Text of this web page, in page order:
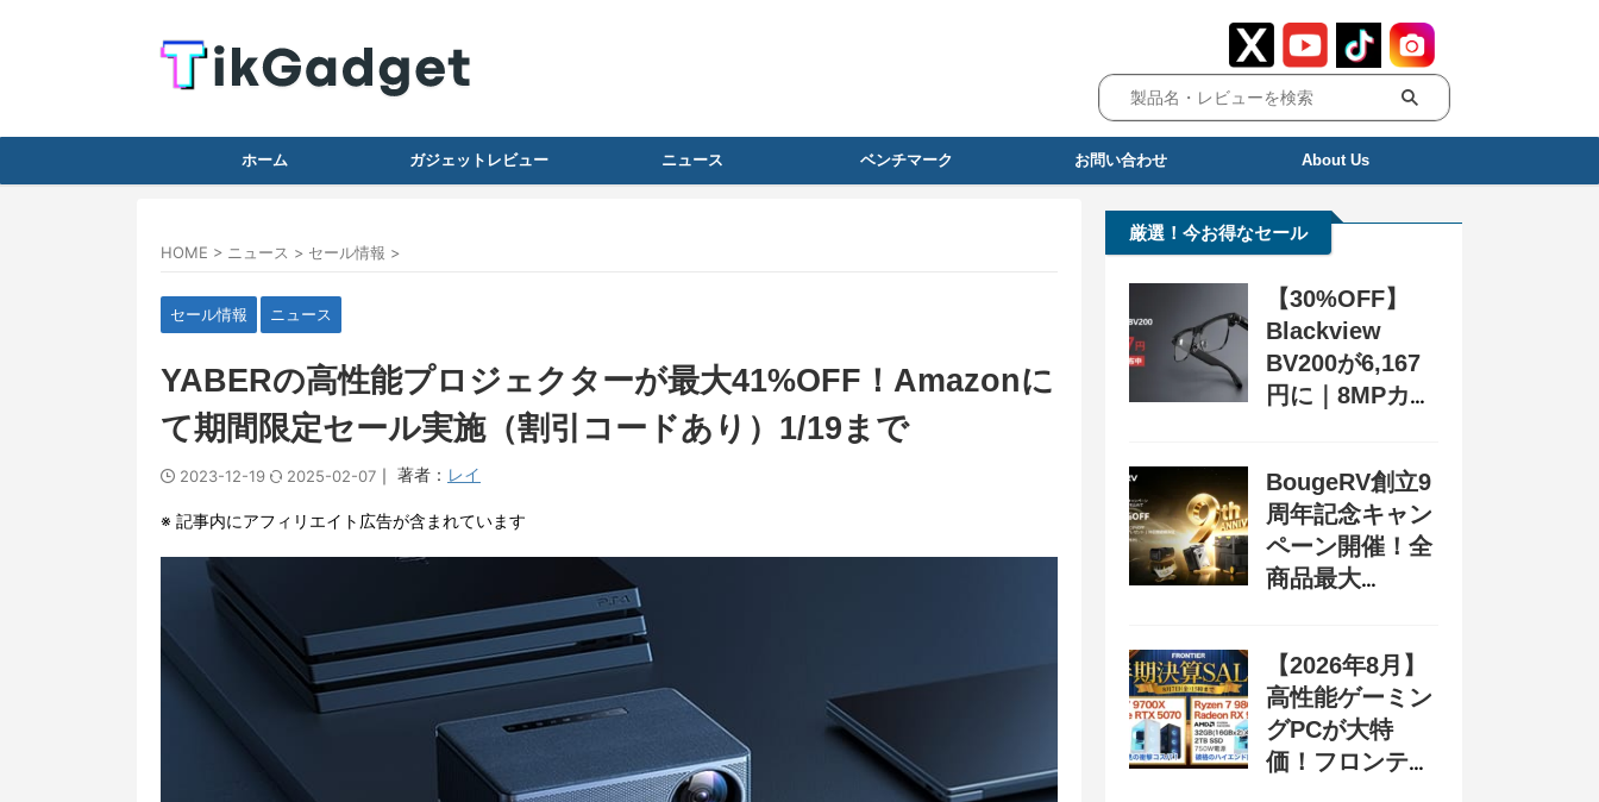
ホーム ガジェットレビュー ニュース ベンチマーク お問い合わせ About Us
HOME > ニュース > セール情報 >
セール情報 ニュース
YABERの高性能プロジェクターが最大41%OFF！Amazonに
て期間限定セール実施（割引コードあり）1/19まで
2023-12-19 2025-02-07 ｜ 著者： レイ
※ 記事内にアフィリエイト広告が含まれています
厳選！今お得なセール
【30%OFF】
Blackview
BV200が6,167
円に｜8MPカメ
ン配布中
BougeRV創立9
周年記念キャン
ペーン開催！全
商品最大
31日まで
【2026年8月】
高性能ゲーミン
グPCが大特
価！フロンティ